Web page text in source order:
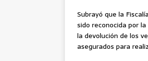
Subrayó que la
sido reconocida por
la devolución de los
asegurados para